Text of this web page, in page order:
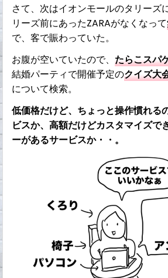
さて、次はイオンモールのタリーズ
リーズ前にあったZARAがなくなって
で、客で賑わっていた。
お腹が空いていたので、たらこスパ
結婚パーティで開催予定のクイズ大
について検索。
低価格だけど、ちょっと操作慣れる
ビスか、高額だけどカスタマイズで
ーがあるサービスか・・。